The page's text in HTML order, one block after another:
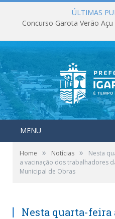
ÚLTIMAS
Concurso Garota Verão
MENU
Home » Notícias »
Nesta
a vacinação dos trabalhadores
Municipal de Obras
Nesta quarta-feira